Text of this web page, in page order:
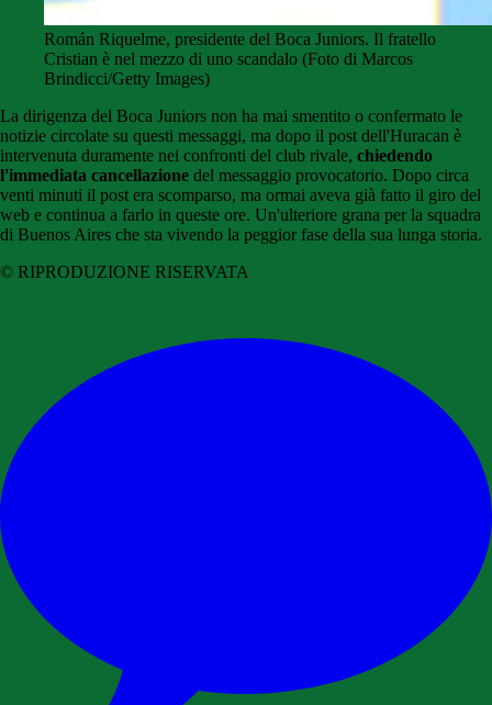
Román Riquelme, presidente del Boca Juniors. Il fratello
Cristian è nel mezzo di uno scandalo (Foto di Marcos
Brindicci/Getty Images)
La dirigenza del Boca Juniors non ha mai smentito o confermato le
notizie circolate su questi messaggi, ma dopo il post dell'Huracan è
intervenuta duramente nei confronti del club rivale, chiedendo
l'immediata cancellazione del messaggio provocatorio. Dopo circa
venti minuti il post era scomparso, ma ormai aveva già fatto il giro del
web e continua a farlo in queste ore. Un'ulteriore grana per la squadra
di Buenos Aires che sta vivendo la peggior fase della sua lunga storia.
© RIPRODUZIONE RISERVATA